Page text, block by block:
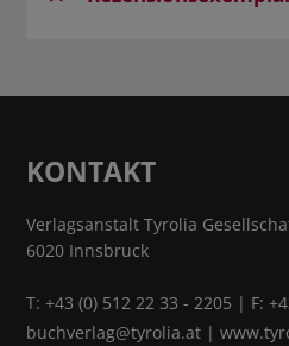
KONTAKT
Verlagsanstalt Tyrolia
6020 Innsbruck
T:+43 (0) 512 22 33 - 2205 | F:
buchverlag@tyrolia.at |